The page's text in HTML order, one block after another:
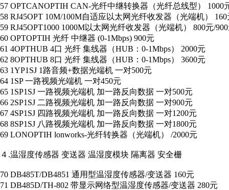
57 OPTCANOPTIH CAN-光纤中继转换器（光纤总线型） 1000
58 RJ45OPT 10M/100M自适应以太网光纤收发器（光端机） 160
59 RJ45OPT1000 1000M以太网光纤收发器（光端机） 800元/
60 OPTOPTIH 光纤 中继器 (0-1Mbps) 900元
61 4OPTHUB 4口 光纤 集线器（HUB：0-1Mbps） 2000元
62 8OPTHUB 8口 光纤 集线器（HUB：0-1Mbps） 3600元
63 1YP1SJ 1路音频+数据光端机 一对500元
64 1SP 一路视频光端机 一对450元
65 1SP1SJ 一路视频光端机 加一路反向数据 一对500元
66 2SP1SJ 二路视频光端机 加一路反向数据 一对900元
67 4SP1SJ 四路视频光端机 加一路反向数据 一对1200元
68 8SP1SJ 八路视频光端机 加一路反向数据 一对1800元
69 LONOPTIH lonworks-光纤转换器（光端机） /2000元
４.温湿度传感器 变送器 温湿度模块 隔离器 安全栅
70 DB485T/DB4851 通用型温湿度传感器/变送器 160元
71 DB485D/TH-802 带显示网络型温湿度传感器/变送器 280元